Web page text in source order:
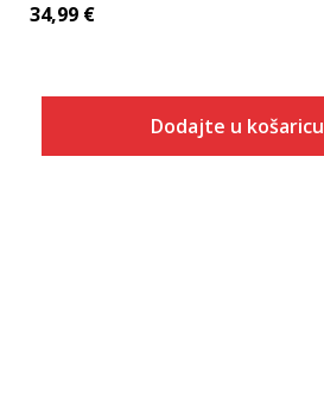
34,99 €
Dodajte u košaricu